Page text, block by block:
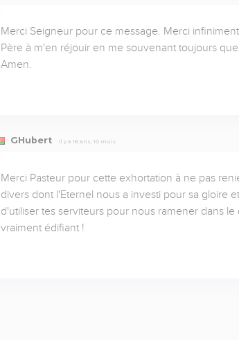
Merci Seigneur pour ce message. Merci
Père à m'en réjouir en me souvenant toujours
Amen.
GHubert Il y a 16 ans, 10 mois
Merci Pasteur pour cette exhortation à ne pas
divers dont l'Eternel nous a investi pour sa gloire
d'utiliser tes serviteurs pour nous ramener dans
vraiment édifiant !